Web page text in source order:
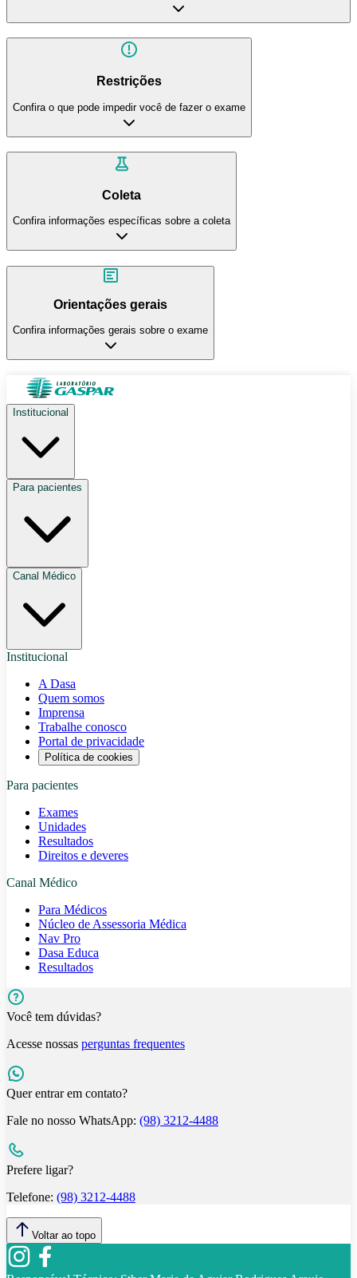
Restrições
Confira o que pode impedir você de fazer o exame
Coleta
Confira informações específicas sobre a coleta
Orientações gerais
Confira informações gerais sobre o exame
Institucional
Para pacientes
Canal Médico
Institucional
A Dasa
Quem somos
Imprensa
Trabalhe conosco
Portal de privacidade
Política de cookies
Para pacientes
Exames
Unidades
Resultados
Direitos e deveres
Canal Médico
Para Médicos
Núcleo de Assessoria Médica
Nav Pro
Dasa Educa
Resultados
Você tem dúvidas?
Acesse nossas perguntas frequentes
Quer entrar em contato?
Fale no nosso WhatsApp: (98) 3212-4488
Prefere ligar?
Telefone: (98) 3212-4488
Voltar ao topo